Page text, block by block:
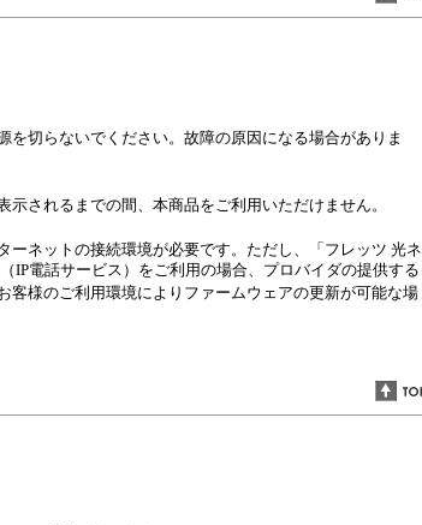
切らないでください。故障の原因になる場合がありま
されるまでの間、本商品をご利用いただけません。
ネットの接続環境が必要です。ただし、「フレッツ 光ネ
IP電話サービス）をご利用の場合、プロバイダの提供する
客様のご利用環境によりファームウェアの更新が可能な場